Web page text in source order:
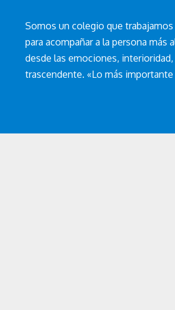
Somos un colegio que
para acompañar a la persona
desde las emociones,
trascendente. «Lo más importante